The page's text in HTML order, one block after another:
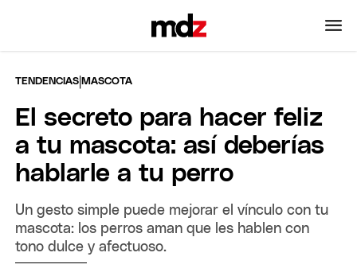
TENDENCIAS |MASCOTA
El secreto para hacer feliz
a tu mascota: así deberías
hablarle a tu perro
Un gesto simple puede mejorar el vínculo con tu
mascota: los perros aman que les hablen con
tono dulce y afectuoso.